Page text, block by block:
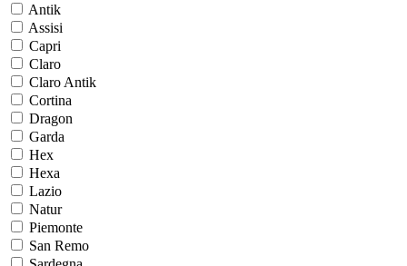
Antik
Assisi
Capri
Claro
Claro Antik
Cortina
Dragon
Garda
Hex
Hexa
Lazio
Natur
Piemonte
San Remo